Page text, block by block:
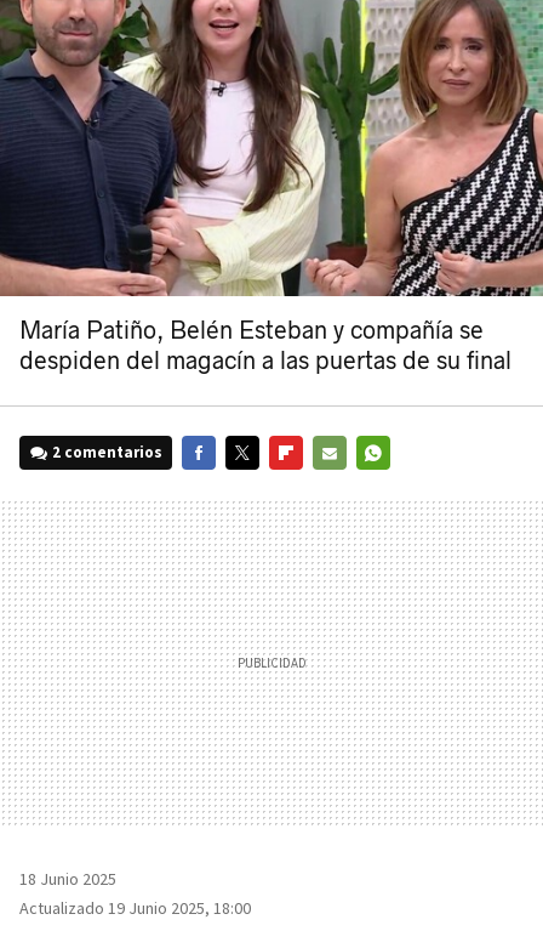
María Patiño, Belén Esteban y compañía se
despiden del magacín a las puertas de su final
2 comentarios
MAIL
18 Junio 2025
Actualizado 19 Junio 2025, 18:00